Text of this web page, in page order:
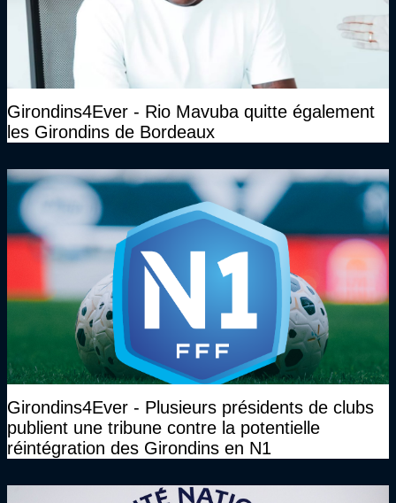
Girondins4Ever - Rio Mavuba quitte également
les Girondins de Bordeaux
Girondins4Ever - Plusieurs présidents de clubs
publient une tribune contre la potentielle
réintégration des Girondins en N1